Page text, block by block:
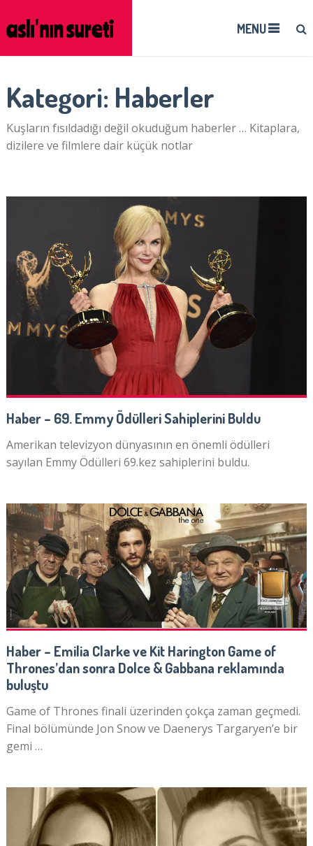
MENU
Kategori: Haberler
Kuşların fısıldadığı değil okuduğum haberler … Kitaplara,
dizilere ve filmlere dair küçük notlar
Haber – 69. Emmy Ödülleri Sahiplerini Buldu
Amerikan televizyon dünyasının en önemli ödülleri
sayılan Emmy Ödülleri 69.kez sahiplerini buldu.
Haber – Emilia Clarke ve Kit Harington Game of
Thrones’dan sonra Dolce & Gabbana reklamında
buluştu
Game of Thrones finali üzerinden çokça zaman geçmedi.
Final bölümünde Jon Snow ve Daenerys Targaryen’e bir
gemi …